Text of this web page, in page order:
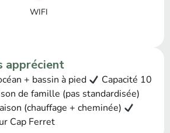
WIFI
apprécient
+ bassin à pied
Capacité 10
de famille (pas standardisée)
(chauffage + cheminée)
Cap Ferret